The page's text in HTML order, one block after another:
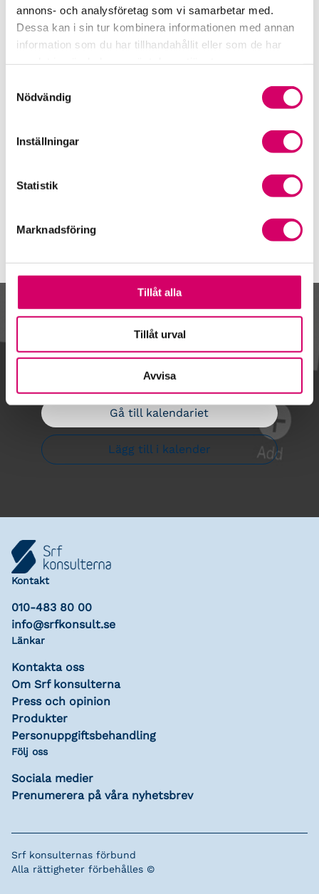
annons- och analysföretag som vi samarbetar med.
Dessa kan i sin tur kombinera informationen med annan
information som du har tillhandahållit eller som de har
Nödvändig
Inställningar
Statistik
Marknadsföring
Tillåt alla
Tillåt urval
Avvisa
Våra nyhetskanaler
Tidningen Konsulten
Öppet brev till Myndigheten för yrkeshögskolan
Framtidsutsikter i lönebranschen
Kalendarium
Gå till kalendariet
Lägg till i kalender
Kontakt
010-483 80 00
info@srfkonsult.se
Länkar
Kontakta oss
Om Srf konsulterna
Press och opinion
Produkter
Personuppgiftsbehandling
Följ oss
Sociala medier
Prenumerera på våra nyhetsbrev
Srf konsulternas förbund
Alla rättigheter förbehålles ©